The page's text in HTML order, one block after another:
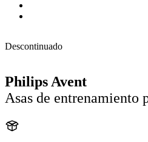
Descontinuado
Philips Avent
Asas de entrenamiento